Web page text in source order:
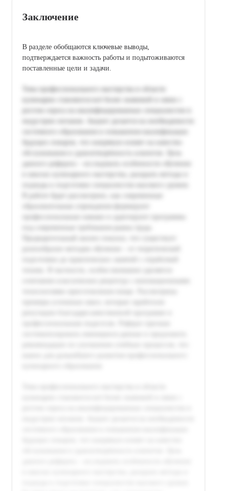
Заключение
В разделе обобщаются ключевые выводы,
подтверждается важность работы и подытоживаются
поставленные цели и задачи.